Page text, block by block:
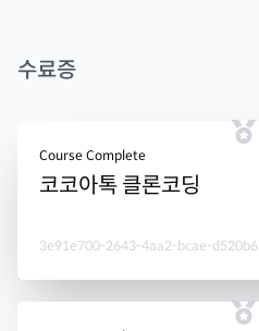
수료증
Course Complete
코코아톡 클론코딩
3e91e700-2643-4aa2-bcae-d520b6